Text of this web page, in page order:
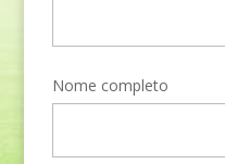
Nome completo